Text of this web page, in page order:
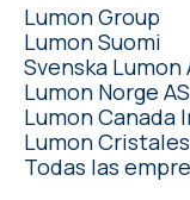
Lumon Group
Lumon Suomi
Svenska Lumon
Lumon Norge AS
Lumon Canada
Lumon
Todas las